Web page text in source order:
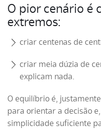
O pior cenário é
extremos:
criar centenas de
criar meia dúzia de
explicam nada.
O equilíbrio é,
para orientar a decisão
simplicidade suficiente